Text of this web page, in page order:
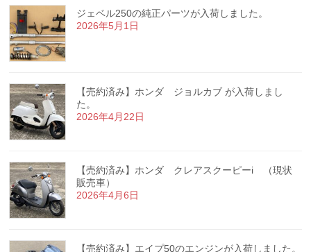
ジェベル250の純正パーツが入荷しました。
2026年5月1日
【売約済み】ホンダ ジョルカブ が入荷しまし
た。
2026年4月22日
【売約済み】ホンダ クレアスクーピーi （現状
販売車）
2026年4月6日
【売約済み】エイプ50のエンジンが入荷しました。